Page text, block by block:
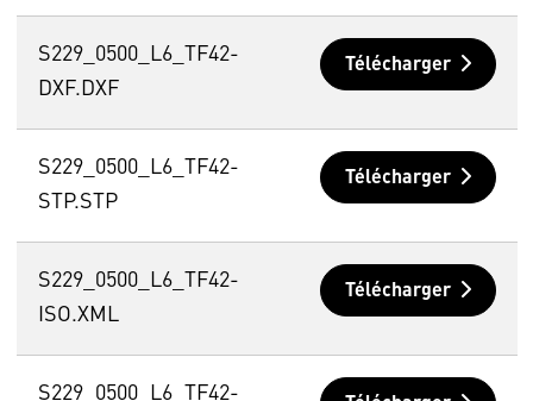
S229_0500_L6_TF42-
DXF.DXF
Télécharger
S229_0500_L6_TF42-
STP.STP
Télécharger
S229_0500_L6_TF42-
ISO.XML
Télécharger
S229_0500_L6_TF42-